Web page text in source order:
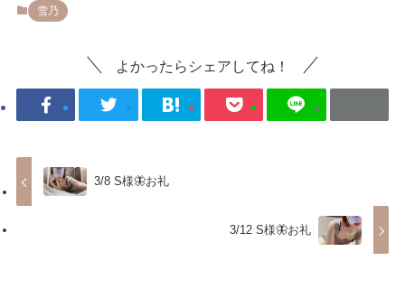
雪乃
よかったらシェアしてね！
3/8 S様🦋お礼
3/12 S様🦋お礼